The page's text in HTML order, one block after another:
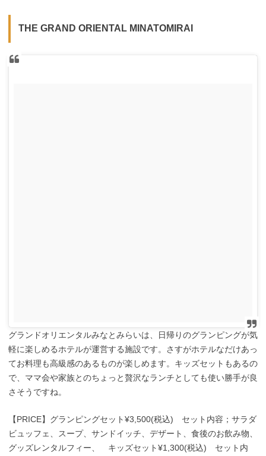
THE GRAND ORIENTAL MINATOMIRAI
グランドオリエンタルみなとみらいは、日帰りのグランピングが気
軽に楽しめるホテルが運営する施設です。さすがホテルなだけあっ
てお料理も高級感のあるものが楽しめます。キッズセットもあるの
で、ママ会や家族とのちょっと贅沢なランチとしても使い勝手が良
さそうですね。
【PRICE】グランピングセット¥3,500(税込) セット内容；サラダ
ビュッフェ、スープ、サンドイッチ、デザート、食後のお飲み物、
グッズレンタルフィー、 キッズセット¥1,300(税込) セット内